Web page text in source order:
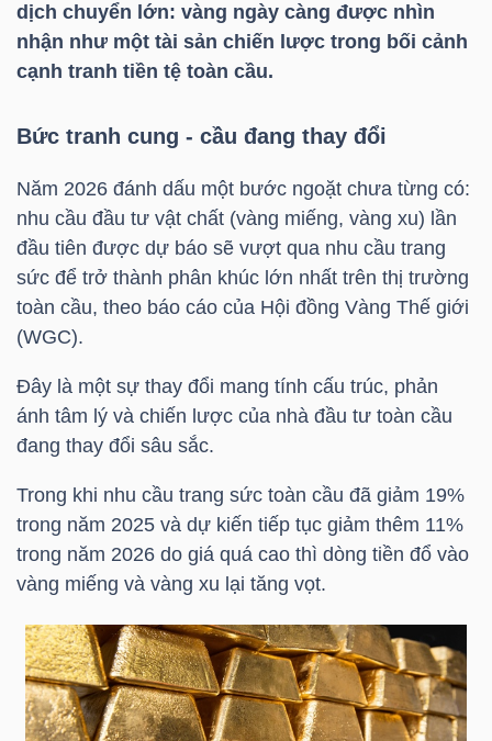
dịch chuyển lớn: vàng ngày càng được nhìn
nhận như một tài sản chiến lược trong bối cảnh
cạnh tranh tiền tệ toàn cầu.
Bức tranh cung - cầu đang thay đổi
Năm 2026 đánh dấu một bước ngoặt chưa từng có:
nhu cầu đầu tư vật chất (vàng miếng, vàng xu) lần
đầu tiên được dự báo sẽ vượt qua nhu cầu trang
sức để trở thành phân khúc lớn nhất trên thị trường
toàn cầu, theo báo cáo của Hội đồng Vàng Thế giới
(WGC).
Đây là một sự thay đổi mang tính cấu trúc, phản
ánh tâm lý và chiến lược của nhà đầu tư toàn cầu
đang thay đổi sâu sắc.
Trong khi nhu cầu trang sức toàn cầu đã giảm 19%
trong năm 2025 và dự kiến tiếp tục giảm thêm 11%
trong năm 2026 do giá quá cao thì dòng tiền đổ vào
vàng miếng và vàng xu lại tăng vọt.
BẤT
ĐỘNG
TÀI
CHÍNH
HÀNG
HÓA
TẾ
GIỚI